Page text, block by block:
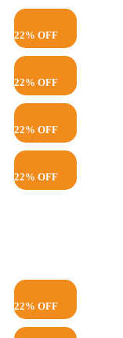
22% OFF
22% OFF
22% OFF
22% OFF
22% OFF